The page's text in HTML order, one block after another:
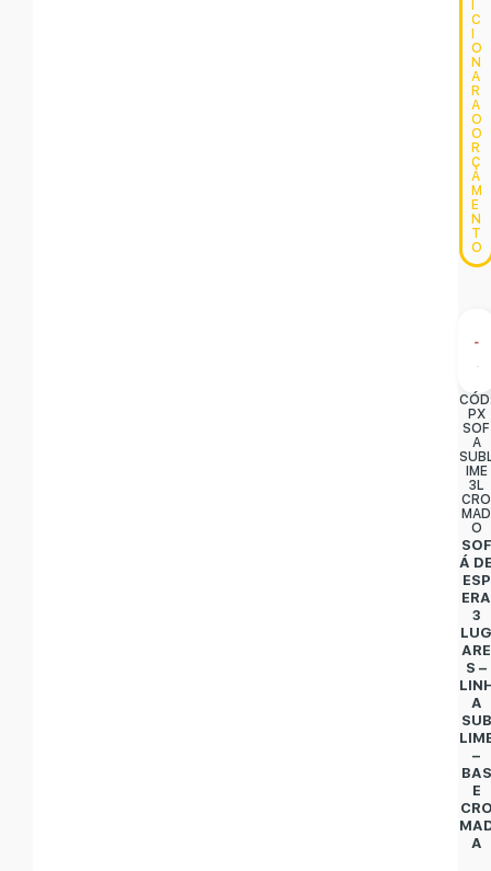
C
O
N
A
R
A
O
O
R
Ç
A
M
E
N
T
O
PX
SOF
A
IME
3L
CRO
MAD
O
SOF
Á
ESP
ERA
3
ARE
S –
A
SUB
–
BAS
E
A